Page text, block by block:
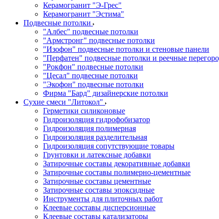
Керамогранит "Э-Грес"
Керамогранит "Эстима"
Подвесные потолки
"Албес" подвесные потолки
"Армстронг" подвесные потолки
"Изофон" подвесные потолки и стеновые панели
"Перфатен" подвесные потолки и реечные
"Рокфон" подвесные потолки
"Цесал" подвесные потолки
"Экофон" подвесные потолки
Фирма "Бард" дизайнерские потолки
Сухие смеси "Литокол"
Герметики силиконовые
Гидроизоляция гидрофобизатор
Гидроизоляция полимерная
Гидроизоляция разделительная
Гидроизоляция сопутствующие товары
Грунтовки и латексные добавки
Затирочные составы декоративные добавки
Затирочные составы полимерно-цементные
Затирочные составы цементные
Затирочные составы эпоксидные
Инструменты для плиточных работ
Клеевые составы дисперсионные
Клеевые составы катализаторы